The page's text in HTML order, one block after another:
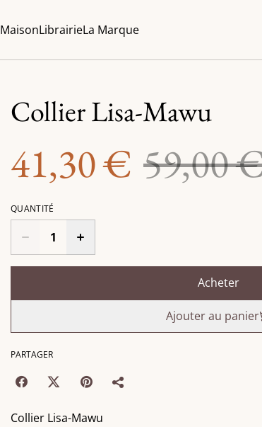
MaisonLibrairieLa Marque
Collier Lisa-Mawu
41,30 € 59,00
QUANTITÉ
Acheter
Ajouter au panier
PARTAGER
Collier Lisa-Mawu